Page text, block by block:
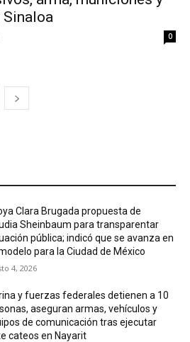
0
Clara Brugada propuesta de
Sheinbaum para transparentar
pública; indicó que se avanza en
para la Ciudad de México
4, 2026
y fuerzas federales detienen a 10
aseguran armas, vehículos y
de comunicación tras ejecutar
cateos en Nayarit